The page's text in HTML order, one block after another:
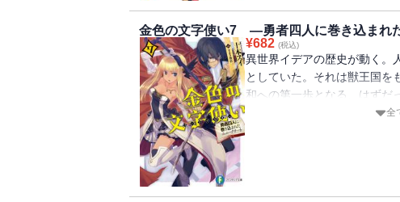
金色の文字使い7 ―勇者四人に巻き込まれ
¥682 (税込)
異世界イデアの歴史が動く。
としていた。それは獣王国を
和への第一歩となる、はずだ
火の広がる魔国に――日色が全